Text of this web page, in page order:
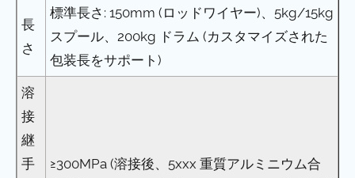
長
さ
標準長さ: 150mm (ロッドワイヤー)、5kg/15kg
スプール、200kg ドラム (カスタマイズされた
包装長をサポート)
溶
接
継
手
≥300MPa (溶接後、5xxx 重質アルミニウム合